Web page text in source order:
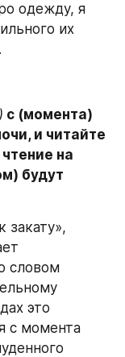
одежду, я
их
с (момента)
и читайте
на
будут
закату»,
словом
это
с момента